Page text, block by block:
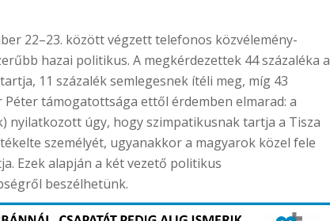
22–23. között végzett telefonos közvélemény-
hazai politikus. A megkérdezettek 44 százaléka a
11 százalék semlegesnek ítéli meg, míg 43
támogatottsága ettől érdemben elmarad: a
nyilatkozott úgy, hogy szimpatikusnak tartja a Tisza
személyét, ugyanakkor a magyarok közel fele
Ezek alapján a két vezető politikus
beszélhetünk.